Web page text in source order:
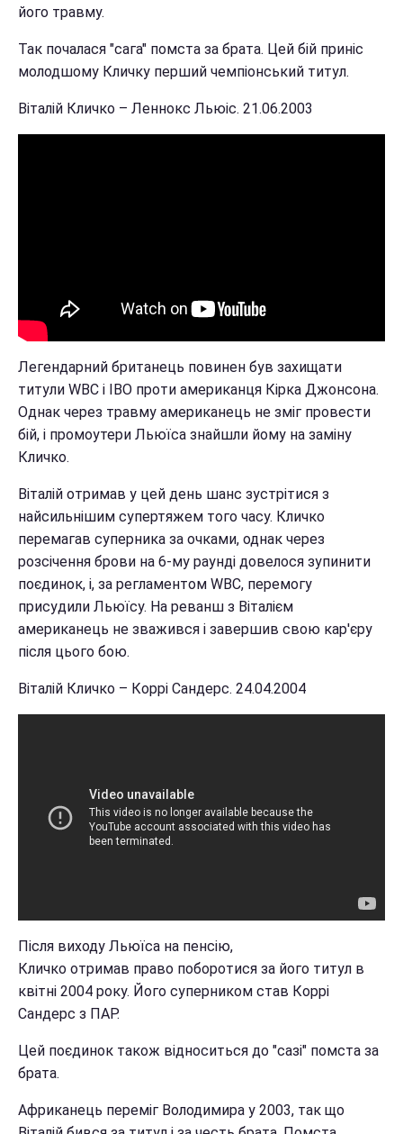
його травму.
Так почалася "сага" помста за брата. Цей бій приніс
молодшому Кличку перший чемпіонський титул.
Віталій Кличко – Леннокс Льюіс. 21.06.2003
Легендарний британець повинен був захищати
титули WBC і IBO проти американця Кірка Джонсона.
Однак через травму американець не зміг провести
бій, і промоутери Льюїса знайшли йому на заміну
Кличко.
Віталій отримав у цей день шанс зустрітися з
найсильнішим супертяжем того часу. Кличко
перемагав суперника за очками, однак через
розсічення брови на 6-му раунді довелося зупинити
поєдинок, і, за регламентом WBC, перемогу
присудили Льюїсу. На реванш з Віталієм
американець не зважився і завершив свою кар'єру
після цього бою.
Віталій Кличко – Коррі Сандерс. 24.04.2004
Після виходу Льюїса на пенсію,
Кличко отримав право поборотися за його титул в
квітні 2004 року. Його суперником став Коррі
Сандерс з ПАР.
Цей поєдинок також відноситься до "сазі" помста за
брата.
Африканець переміг Володимира у 2003, так що